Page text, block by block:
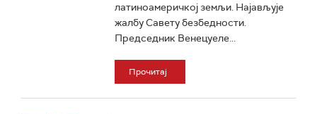
латиноамеричкој земљи. Најављује
жалбу Савету безбедности.
Председник Венецуеле...
Прочитај